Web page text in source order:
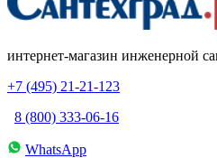
интернет-магазин инженерной
+7 (495) 21-21-123
8 (800) 333-06-16
WhatsApp